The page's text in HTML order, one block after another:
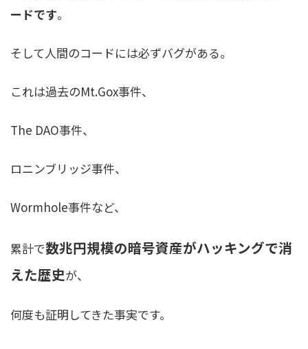
ードです。
そして人間のコードには必ずバグがある。
これは過去のMt.Gox事件、
The DAO事件、
ロニンブリッジ事件、
Wormhole事件など、
累計で数兆円規模の暗号資産がハッキングで消
えた歴史が、
何度も証明してきた事実です。